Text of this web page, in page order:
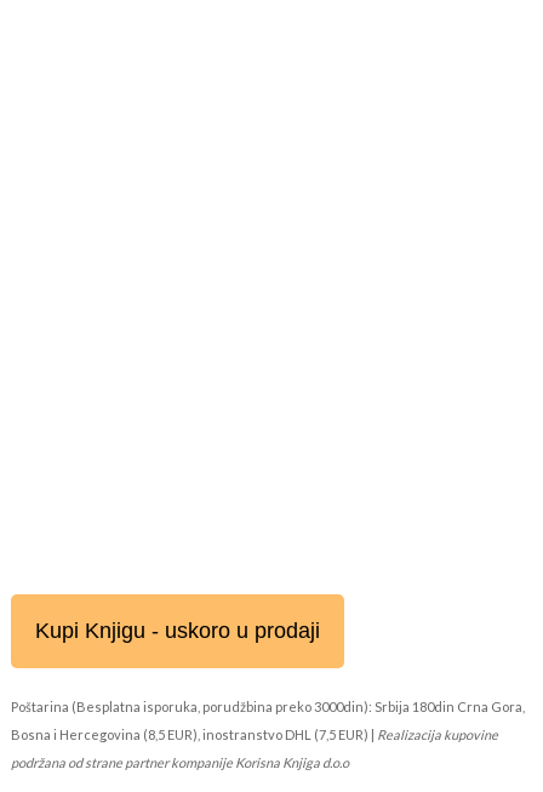
Kupi Knjigu - uskoro u prodaji
Poštarina (Besplatna isporuka, porudžbina preko 3000din): Srbija 180din Crna Gora,
Bosna i Hercegovina (8,5 EUR), inostranstvo DHL (7,5 EUR) | Realizacija kupovine
podržana od strane partner kompanije Korisna Knjiga d.o.o